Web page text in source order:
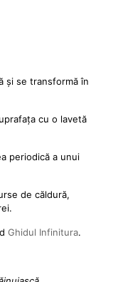
și se transformă în
cu o lavetă
periodică a unui
de căldură,
Ghidul Infinitura.